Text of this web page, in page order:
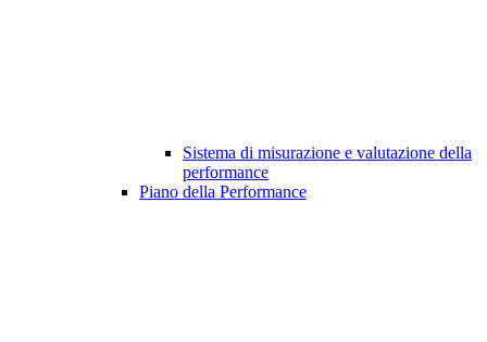
Sistema di misurazione e valutazione della
performance
Piano della Performance